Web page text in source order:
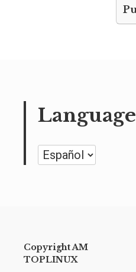
Language
Language
Copyright AM
TOPLINUX